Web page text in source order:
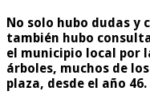
No solo hubo dudas y
también hubo
el municipio local por
árboles, muchos de
plaza, desde el año 46.